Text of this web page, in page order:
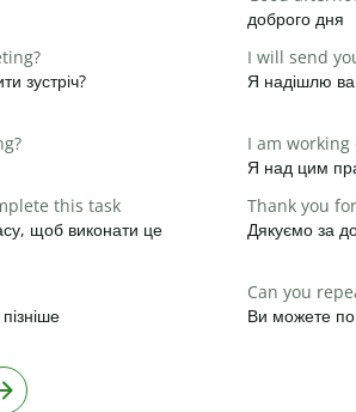
доброго дня
зустріч?
I will send
Я надішлю
I am working
Я над цим
this task
щоб виконати це
Thank you
Дякуємо за
Can you
Ви можете